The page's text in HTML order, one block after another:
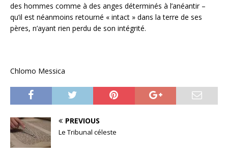
des hommes comme à des anges déterminés à l’anéantir –
qu’il est néanmoins retourné « intact » dans la terre de ses
pères, n’ayant rien perdu de son intégrité.
Chlomo Messica
PREVIOUS
Le Tribunal céleste